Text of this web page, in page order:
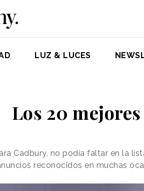
LUZ & LUCES
Los 20
Cadbury, no podía faltar en la
reconocidos en muchas